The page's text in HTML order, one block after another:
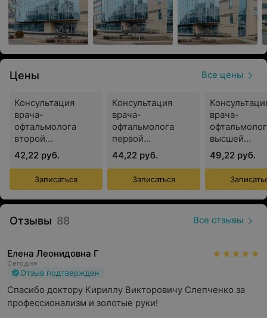
Кардиология
Неврология
Нейрохирургия
Онкология-маммология
Оториноларингология
Комплексные биохимические обследования (кровь,
сердце, печень, поджелудочная железа и др.)
липидный профиль, гормональный профиль,
гормоны щитовидной железы)
Дополнительные возможности
Гибкий рабочий график центра позволяет пациентам
Цены Все цены
Консультация
врача-
офтальмолога
второй
квалификационной
категории
42,22 руб.
Записаться
Консультация
врача-
офтальмолога
первой
квалификационной
категории
44,22 руб.
Записаться
врача-
высшей
категории
49,22 руб.
Отзывы 88 Все отзывы
Елена Леонидовна Г
Сегодня
Отзыв подтвержден
Спасибо доктору Кириллу Викторовичу Слепченко за
профессионализм и золотые руки!